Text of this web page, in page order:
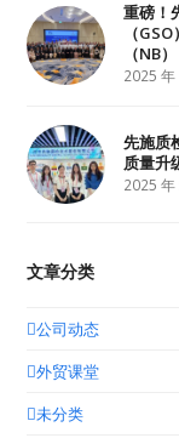
重磅！
（
（NB）
2025 年
先施质
质量升
2025 年
文章分类
公司动态
外贸课堂
未分类